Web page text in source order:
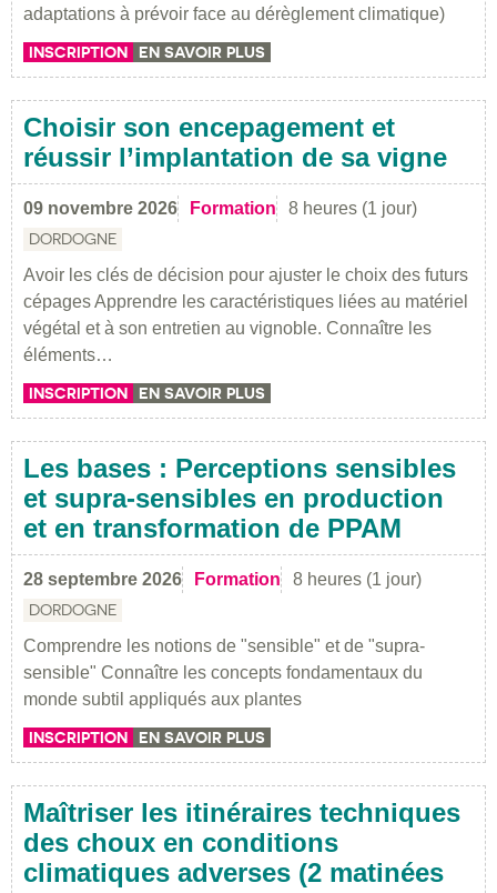
adaptations à prévoir face au dérèglement climatique)
INSCRIPTION EN SAVOIR PLUS
Choisir son encepagement et
réussir l’implantation de sa vigne
09 novembre 2026 Formation 8 heures (1 jour)
DORDOGNE
Avoir les clés de décision pour ajuster le choix des futurs
cépages Apprendre les caractéristiques liées au matériel
végétal et à son entretien au vignoble. Connaître les
éléments…
INSCRIPTION EN SAVOIR PLUS
Les bases : Perceptions sensibles
et supra-sensibles en production
et en transformation de PPAM
28 septembre 2026 Formation 8 heures (1 jour)
DORDOGNE
Comprendre les notions de "sensible" et de "supra-
sensible" Connaître les concepts fondamentaux du
monde subtil appliqués aux plantes
INSCRIPTION EN SAVOIR PLUS
Maîtriser les itinéraires techniques
des choux en conditions
climatiques adverses (2 matinées